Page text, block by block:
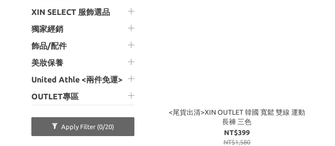
XIN SELECT 服飾選品
獨家經銷
飾品/配件
美妝保養
United Athle <兩件免運>
OUTLET專區
Apply Filter (0/20)
<尾貨出清>XIN OUTLET 韓國 寬鬆 雙線 運動
長褲 三色
NT$399
NT$1,580